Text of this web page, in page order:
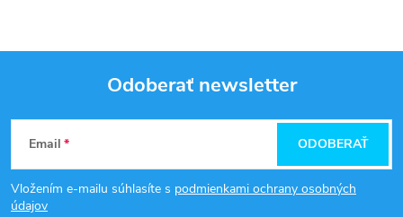
Z
á
Odoberať newsletter
Email
Vložením e-mailu súhlasíte s podmienkami ochrany osobných
údajov
ODOBERAŤ